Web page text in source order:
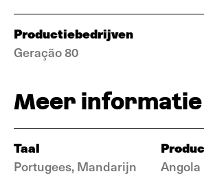
Productiebedrijven
Geração 80
Meer informatie
Taal
Portugees, Mandarijn Angola